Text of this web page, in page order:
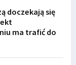
doczekają się
ma trafić do